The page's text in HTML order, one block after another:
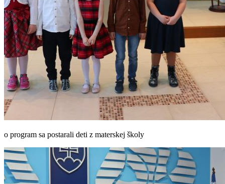
o program sa postarali deti z materskej školy